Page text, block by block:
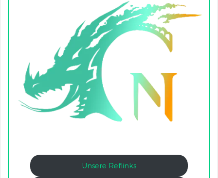
Unsere Reflinks